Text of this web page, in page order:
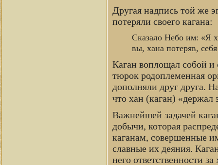
Другая надпись той же
потеряли своего кагана:
Сказало Небо им: «Я
вы, хана потеряв,
Каган воплощал собой и
тюрок родоплеменная
дополняли друг друга.
что хан (каган) «держал
Важнейшей задачей
добычи, которая
каганам, совершенные
славные их деяния.
него ответственности